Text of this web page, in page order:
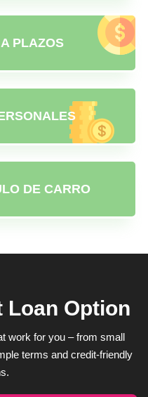
PLAZOS
DE CARRO
Loan Option
work for you – from small
terms and credit-friendly